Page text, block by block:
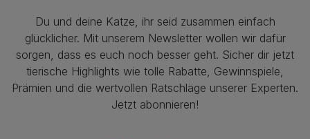
Du und deine Katze, ihr seid zusammen einfach
glücklicher. Mit unserem Newsletter wollen wir dafür
sorgen, dass es euch noch besser geht. Sicher dir jetzt
tierische Highlights wie tolle Rabatte, Gewinnspiele,
Prämien und die wertvollen Ratschläge unserer Experten.
Jetzt abonnieren!